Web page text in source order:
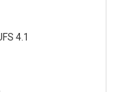
4.1